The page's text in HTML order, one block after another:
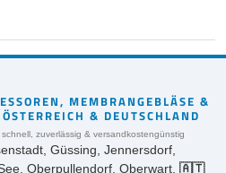
MEMBRANGEBLÄSE &
& DEUTSCHLAND
zuverlässig & versandkostengünstig
Güssing, Jennersdorf,
Oberpullendorf, Oberwart, 🇦🇹